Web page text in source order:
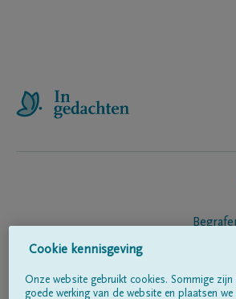
Cookie kennisgeving
Onze website gebruikt cookies. Sommige
goede werking van de website en plaatsen